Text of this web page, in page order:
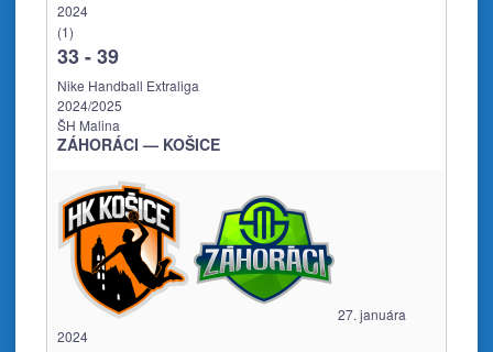
2024
(1)
33-39
Nike Handball Extraliga
2024/2025
ŠH Malina
ZÁHORÁCI — KOŠICE
27. januára
2024